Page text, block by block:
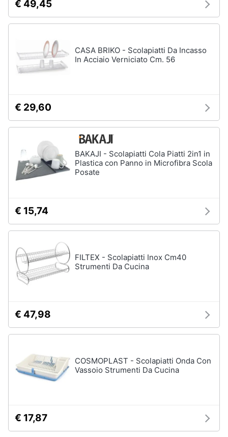
€ 49,45
CASA BRIKO - Scolapiatti Da Incasso
In Acciaio Verniciato Cm. 56
€ 29,60
BAKAJI - Scolapiatti Cola Piatti 2in1 in
Plastica con Panno in Microfibra Scola
Posate
€ 15,74
FILTEX - Scolapiatti Inox Cm40
Strumenti Da Cucina
€ 47,98
COSMOPLAST - Scolapiatti Onda Con
Vassoio Strumenti Da Cucina
€ 17,87